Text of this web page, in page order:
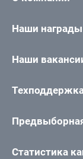
Наши награды
Наши
Статистика